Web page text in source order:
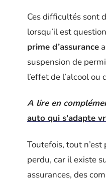
Ces difficultés sont
lorsqu’il est
prime d’assurance
suspension de
l’effet de l’alcool
A lire en
auto qui s'adapte
Toutefois, tout
perdu, car il existe
assurances, des